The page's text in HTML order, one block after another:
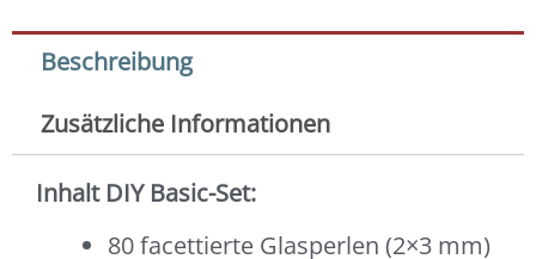
Beschreibung
Zusätzliche Informationen
Inhalt DIY Basic-Set:
80 facettierte Glasperlen (2×3 mm)